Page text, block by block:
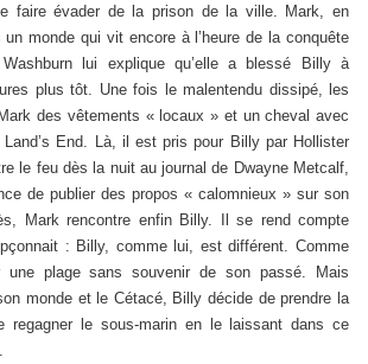
faire évader de la prison de la ville. Mark, en
monde qui vit encore à l’heure de la conquête
lui explique qu’elle a blessé Billy à
plus tôt. Une fois le malentendu dissipé, les
des vêtements « locaux » et un cheval avec
End. Là, il est pris pour Billy par Hollister
le feu dès la nuit au journal de Dwayne Metcalf,
de publier des propos « calomnieux » sur son
Mark rencontre enfin Billy. Il se rend compte
: Billy, comme lui, est différent. Comme
plage sans souvenir de son passé. Mais
monde et le Cétacé, Billy décide de prendre la
regagner le sous-marin en le laissant dans ce